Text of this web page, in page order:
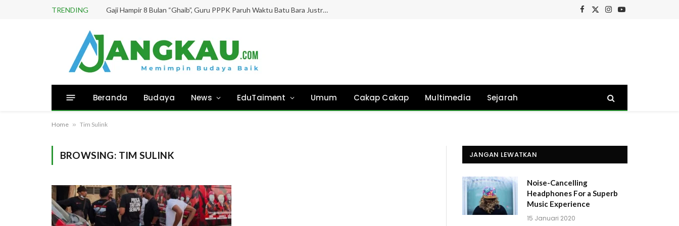
TRENDING Gaji Hampir 8 Bulan “Ghaib”, Guru PPPK Paruh Waktu Batu Bara Justru Didesak Asesmen Tanpa Kejelasan!
Facebook
X
Instagram
YouTube
Beranda Budaya News EduTaiment Umum Cakap Cakap Multimedia Sejarah
Home » Tim Sulink
BROWSING: TIM SULINK JANGAN LEWATKAN
Noise-Cancelling
Headphones For a Superb
Music Experience
15 Januari 2020